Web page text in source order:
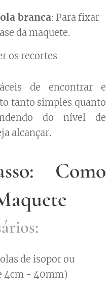
branca: Para fixar
da maquete.
os recortes
de encontrar e
tanto simples quanto
do nível de
alcançar.
Como
de isopor ou
4cm - 40mm)